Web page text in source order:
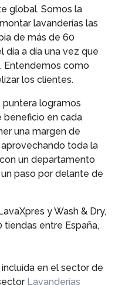
global. Somos la
lavanderías las
de más de 60
a día una vez que
Entendemos como
los clientes.
logramos
beneficio en cada
una margen de
toda la
un departamento
paso por delante de
y Wash & Dry,
entre España,
en el sector de
Lavanderías